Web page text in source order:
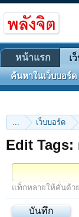
... เว็บบอร์ด
Edit
แท็กหลายให้คั่นด้ว
หน้าแรก เ
ค้นหาในเว็บบอร์ด